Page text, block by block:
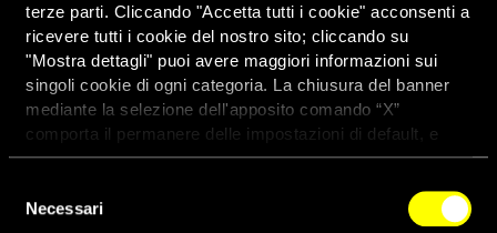
terze parti. Cliccando "Accetta tutti i cookie" acconsenti a
ricevere tutti i cookie del nostro sito; cliccando su
"Mostra dettagli" puoi avere maggiori informazioni sui
singoli cookie di ogni categoria. La chiusura del banner
mediante la selezione dell'apposito comando “X”
comporta il permanere delle impostazioni di default, e
dunque la continuazione della navigazione con i cookie
dei cookie attivi sul sito clicca
delNecessari